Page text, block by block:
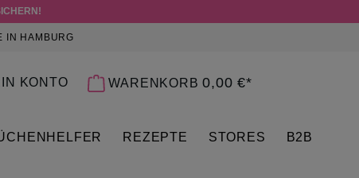
IN HAMBURG
0 PRODUKTE AUF DEM MERKZETTEL
KONTO WARENKORB 0,00 €*
REZEPTE STORES B2B